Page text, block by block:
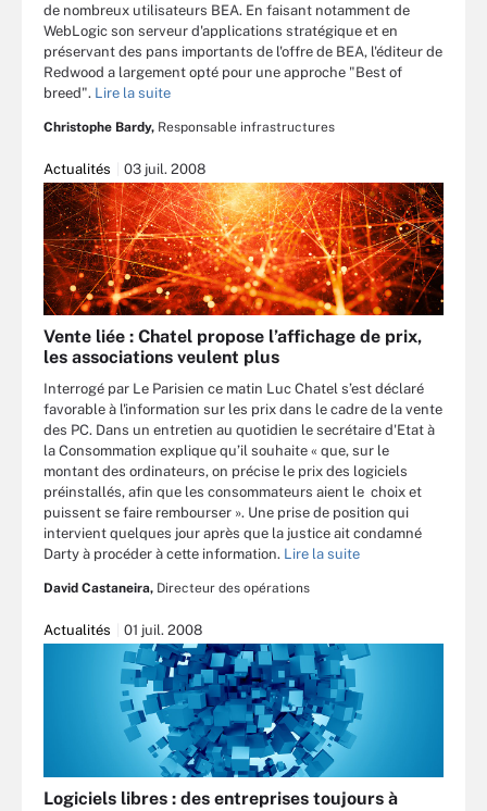
de nombreux utilisateurs BEA. En faisant notamment de
WebLogic son serveur d'applications stratégique et en
préservant des pans importants de l'offre de BEA, l'éditeur de
Redwood a largement opté pour une approche "Best of
breed". Lire la suite
Christophe Bardy, Responsable infrastructures
Actualités 03 juil. 2008
Vente liée : Chatel propose l’affichage de prix,
les associations veulent plus
Interrogé par Le Parisien ce matin Luc Chatel s’est déclaré
favorable à l'information sur les prix dans le cadre de la vente
des PC. Dans un entretien au quotidien le secrétaire d'Etat à
la Consommation explique qu’il souhaite « que, sur le
montant des ordinateurs, on précise le prix des logiciels
préinstallés, afin que les consommateurs aient le choix et
puissent se faire rembourser ». Une prise de position qui
intervient quelques jour après que la justice ait condamné
Darty à procéder à cette information. Lire la suite
David Castaneira, Directeur des opérations
Actualités 01 juil. 2008
Logiciels libres : des entreprises toujours à